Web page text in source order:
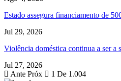
Estado assegura financiamento de
Jul 29, 2026
Violência doméstica continua a ser a
Jul 27, 2026
Ante Próx 1 De 1.004